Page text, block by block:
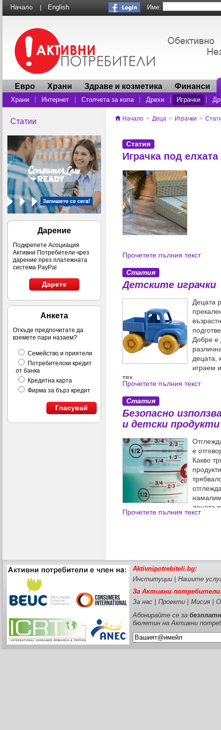
Начало English Име:
Евро Храни Здраве и козметика Финанси
Храни Интернет Столчета за кола Дрехи Играчки
Статии
Дарение
Подкрепете Асоциация
Активни Потребители чрез
дарение през платежната
система PayPal
Дарете
Анкета
Откъде предпочитате да
вземете пари назаем?
Семейство и приятели
Потребителски кредит
от банка
Кредитна карта
Фирма за бърз кредит
Гласувай
Начало > Деца > Играчки >
Статия
Играчка под елхата
Прочетете пълния текст
Статия
Детските играчки
Децата
Добре е
децата,
играем
тях.
Прочетете пълния текст
Статия
Безопасно
и детски продукти
е
Какво
децата
използваме безопасно
Прочетете пълния текст
Aktivnipotrebiteli.bg:
Институции
Нашите
За Активни
За нас
Проекти Мисия
Абонирайте се за
бюлетин на Активни